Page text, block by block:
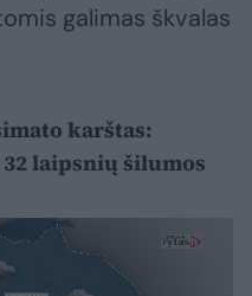
galimas škvalas
karštas:
laipsnių šilumos